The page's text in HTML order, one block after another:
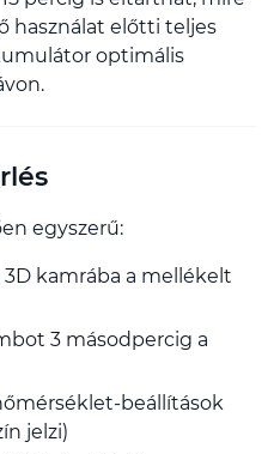
használat előtti teljes
optimális
egyszerű:
3D kamrába a mellékelt
3 másodpercig a
beállítások
jelzi)